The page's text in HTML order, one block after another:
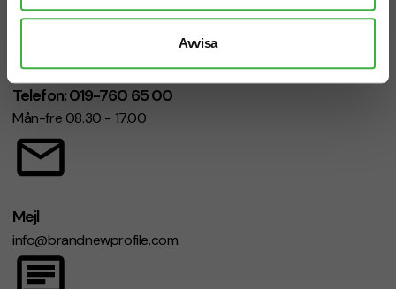
Avvisa
Telefon: 019-760 65 00
Mån-fre 08.30 - 17.00
Mejl
info@brandnewprofile.com